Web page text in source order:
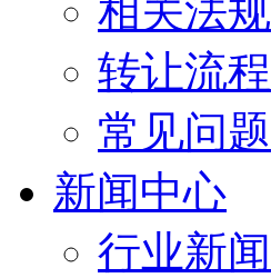
相关法规
转让流程
常见问题
新闻中心
行业新闻